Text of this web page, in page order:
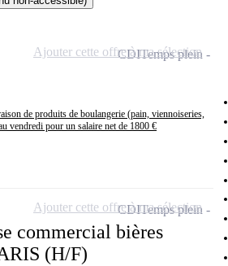
de produits de boulangerie (pain, viennoiseries,
vendredi pour un salaire net de 1800 €
CDITemps plein
Ajouter cette offre à ma sélection
commercial bières
(H/F)
CDITemps plein
Ajouter cette offre à ma sélection